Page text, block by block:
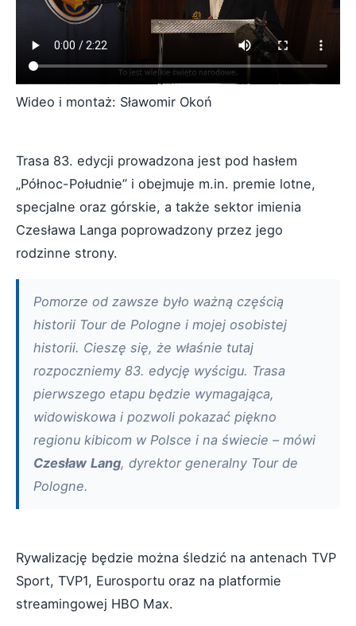
Wideo i montaż: Sławomir Okoń
Trasa 83. edycji prowadzona jest pod hasłem
„Północ-Południe” i obejmuje m.in. premie lotne,
specjalne oraz górskie, a także sektor imienia
Czesława Langa poprowadzony przez jego
rodzinne strony.
Pomorze od zawsze było ważną częścią
historii Tour de Pologne i mojej osobistej
historii. Cieszę się, że właśnie tutaj
rozpoczniemy 83. edycję wyścigu. Trasa
pierwszego etapu będzie wymagająca,
widowiskowa i pozwoli pokazać piękno
regionu kibicom w Polsce i na świecie – mówi
Czesław Lang, dyrektor generalny Tour de
Pologne.
Rywalizację będzie można śledzić na antenach TVP
Sport, TVP1, Eurosportu oraz na platformie
streamingowej HBO Max.